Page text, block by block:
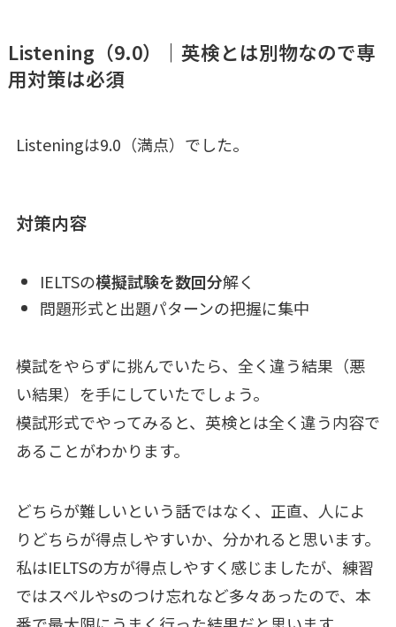
Listening（9.0）｜英検とは別物なので専
用対策は必須
Listeningは9.0（満点）でした。
対策内容
IELTSの模擬試験を数回分解く
問題形式と出題パターンの把握に集中
模試をやらずに挑んでいたら、全く違う結果（悪
い結果）を手にしていたでしょう。
模試形式でやってみると、英検とは全く違う内容で
あることがわかります。
どちらが難しいという話ではなく、正直、人によ
りどちらが得点しやすいか、分かれると思います。
私はIELTSの方が得点しやすく感じましたが、練習
ではスペルやsのつけ忘れなど多々あったので、本